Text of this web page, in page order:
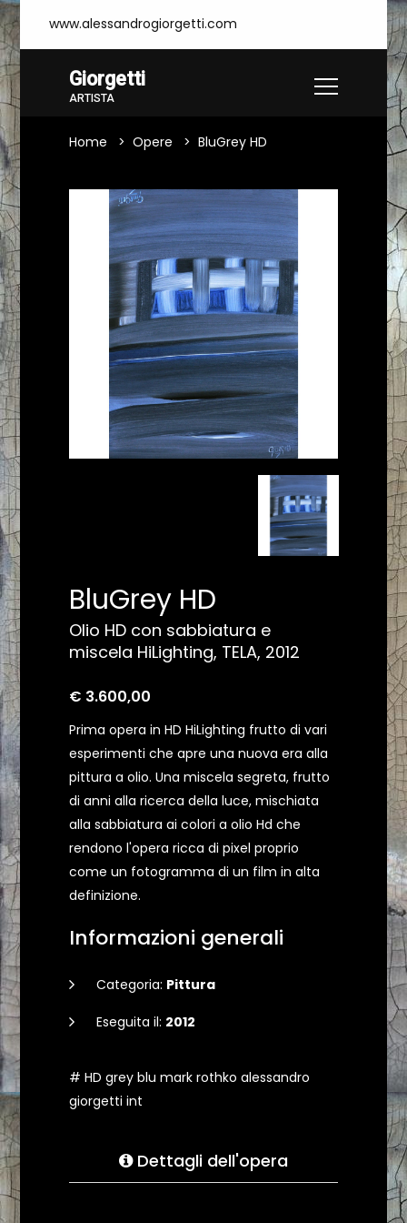
www.alessandrogiorgetti.com
Giorgetti
ARTISTA
Home Opere BluGrey HD
BluGrey HD
Olio HD con sabbiatura e
miscela HiLighting, TELA, 2012
€ 3.600,00
Prima opera in HD HiLighting frutto di vari
esperimenti che apre una nuova era alla
pittura a olio. Una miscela segreta, frutto
di anni alla ricerca della luce, mischiata
alla sabbiatura ai colori a olio Hd che
rendono l'opera ricca di pixel proprio
come un fotogramma di un film in alta
definizione.
Informazioni generali
Categoria: Pittura
Eseguita il: 2012
# HD grey blu mark rothko alessandro
giorgetti int
Dettagli dell'opera